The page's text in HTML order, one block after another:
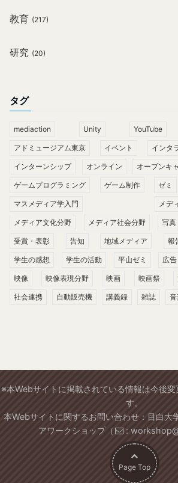
教育 (217)
研究 (20)
タグ
mediaction Unity YouTube
アドミュージアム東京 イベント インタ
インターンシップ オンライン オープンキ
ゲームプログラミング ゲーム制作 ゼミ
マスメディア学入門 メデ
メディア文化分野 メディア社会分野 写真
受賞・表彰 告知 地域メディア 報
学生の感想 学生の活動 平山ゼミ 広告
映像 映像表現分野 映画 映画祭
社会連携 自動販売機 講義録 雑誌 音
※本Webサイトに掲載されている情報は今後変
す。
本Webサイトに関するお問い合わせ：目白大
アワークショップ（
:
Page Top